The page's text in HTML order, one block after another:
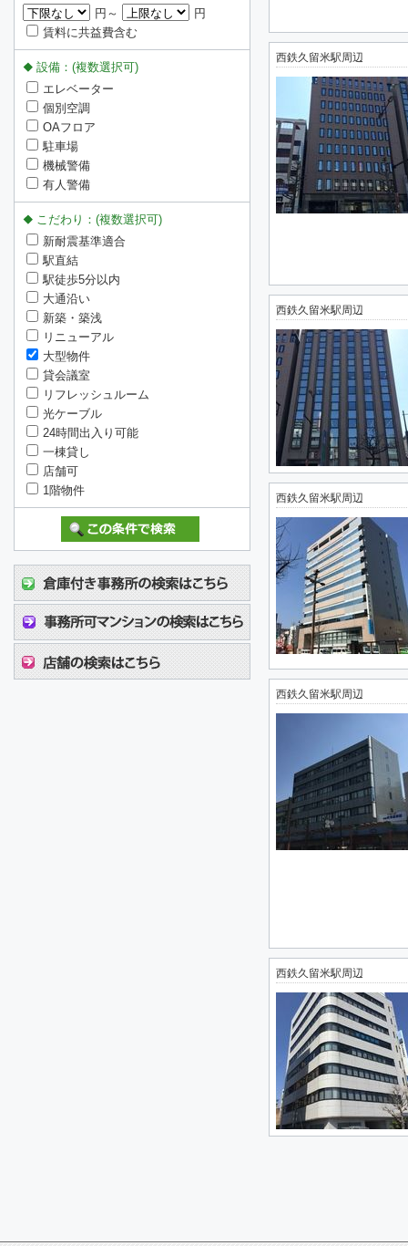
西鉄久留米駅周辺
西鉄久留米駅周辺
西鉄久留米駅周辺
西鉄久留米駅周辺
西鉄久留米駅周辺
円～
円
賃料に共益費含む
設備：(複数選択可)
エレベーター
個別空調
OAフロア
駐車場
機械警備
有人警備
こだわり：(複数選択可)
新耐震基準適合
駅直結
駅徒歩5分以内
大通沿い
新築・築浅
リニューアル
大型物件
貸会議室
リフレッシュルーム
光ケーブル
24時間出入り可能
一棟貸し
店舗可
1階物件